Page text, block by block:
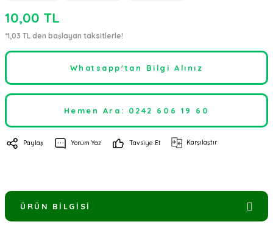
10,00 TL
*1,03 TL den başlayan taksitlerle!
Whatsapp'tan Bilgi Alınız
Hemen Ara: 0242 606 19 60
Paylaş Yorum Yaz Tavsiye Et Karşılaştır
ÜRÜN BILGISI